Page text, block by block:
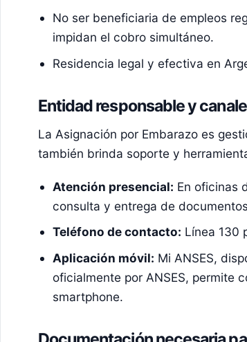
No ser beneficiaria de empleos
impidan el cobro simultáneo.
Residencia legal y efectiva en
Entidad responsable y
La Asignación por Embarazo es
también brinda soporte y
Atención presencial: En oficinas
consulta y entrega de
Teléfono de contacto: Línea 130
Aplicación móvil: Mi ANSES,
oficialmente por ANSES, permite
smartphone.